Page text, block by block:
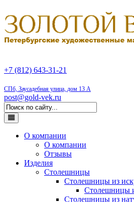
+7 (812) 643-31-21
СПб, Заусадебная улица, дом 13 А
post@gold-vek.ru
О компании
О компании
Отзывы
Изделия
Столешницы
Столешницы из
Столешницы
Столешницы из